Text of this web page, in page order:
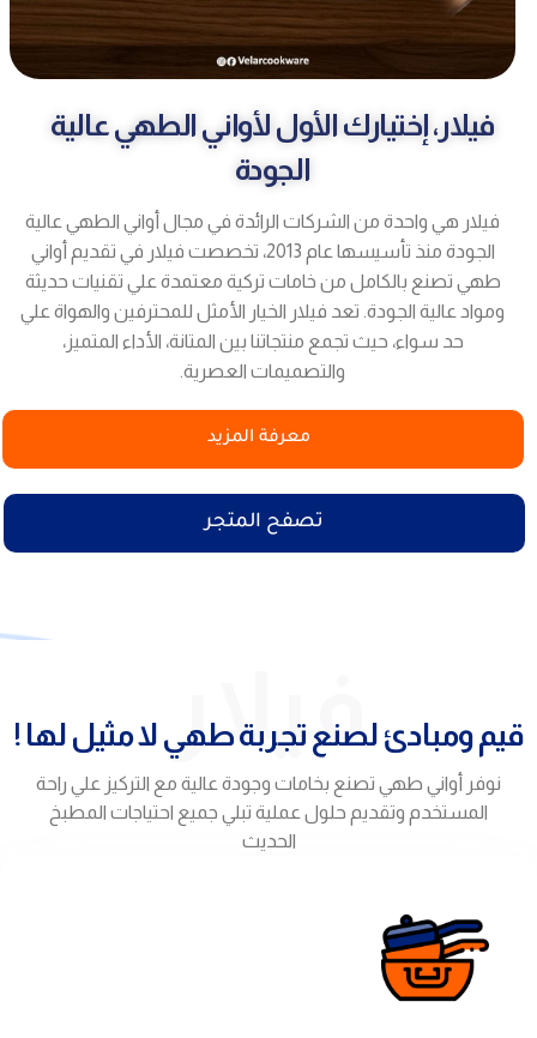
فيلار، إختيارك الأول لأواني الطهي عالية
الجودة
فيلار هي واحدة من الشركات الرائدة في مجال أواني الطهي عالية
الجودة منذ تأسيسها عام 2013، تخصصت فيلار في تقديم أواني
طهي تصنع بالكامل من خامات تركية معتمدة علي تقنيات حديثة
ومواد عالية الجودة. تعد فيلار الخيار الأمثل للمحترفين والهواة علي
حد سواء، حيث تجمع منتجاتنا بين المتانة، الأداء المتميز،
والتصميمات العصرية.
معرفة المزيد
تصفح المتجر
فيلار
قيم ومبادئ لصنع تجربة طهي لا مثيل لها !
نوفر أواني طهي تصنع بخامات وجودة عالية مع التركيز علي راحة
المستخدم وتقديم حلول عملية تبلي جميع احتياجات المطبخ
الحديث